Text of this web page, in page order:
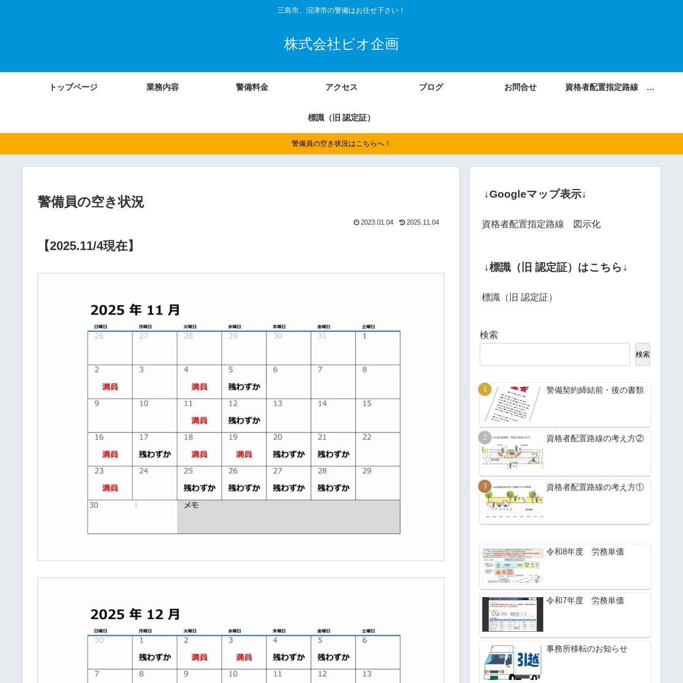
三島市、沼津市の警備はお任せ下さい！
株式会社ビオ企画
トップページ 業務内容 警備料金 アクセス ブログ お問合せ 資格者配置指定路線 図示化
標識（旧 認定証）
警備員の空き状況はこちらへ！
警備員の空き状況
2023.01.04 2025.11.04
【2025.11/4現在】
↓Googleマップ表示↓
資格者配置指定路線 図示化
↓標識（旧 認定証）はこちら↓
標識（旧 認定証）
検索
検索
警備契約締結前・後の書類
資格者配置路線の考え方②
資格者配置路線の考え方①
令和8年度 労務単価
令和7年度 労務単価
事務所移転のお知らせ